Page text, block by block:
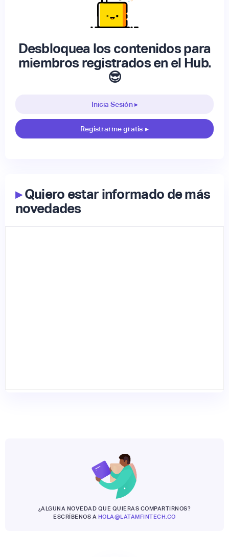
Desbloquea los contenidos para
miembros registrados en el Hub.
😎
Inicia Sesión ▸
Registrarme gratis ▸
▸Quiero estar informado de más
novedades
¿ALGUNA NOVEDAD QUE QUIERAS COMPARTIRNOS?
ESCRÍBENOS A HOLA@LATAMFINTECH.CO